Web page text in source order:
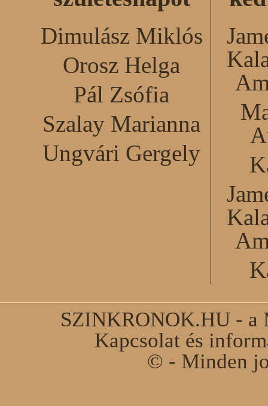
Dimulász Miklós
Orosz Helga
Pál Zsófia
Szalay Marianna
Ungvári Gergely
SZINKRONOK.HU - a
Kapcsolat és
© - Minden